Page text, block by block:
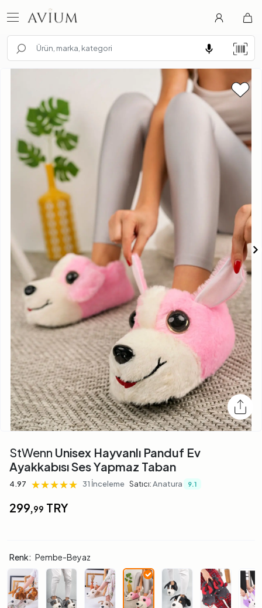
StWenn Unisex Hayvanlı Panduf Ev
Ayakkabısı Ses Yapmaz Taban
4.97 ★★★★★
★★★★★
★★★★★ 31 İnceleme Satıcı:Anatura 9.1
299,99 TRY
Renk: Pembe-Beyaz